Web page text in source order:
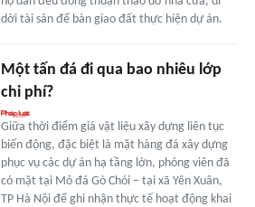
dời tài sản để bàn giao đất thực hiện dự án.
Một tấn đá đi qua bao nhiêu lớp
chi phí?
Giữa thời điểm giá vật liệu xây dựng liên tục
biến động, đặc biệt là mặt hàng đá xây dựng
phục vụ các dự án hạ tầng lớn, phóng viên đã
có mặt tại Mỏ đá Gò Chói – tại xã Yên Xuân,
TP Hà Nội để ghi nhận thực tế hoạt động khai